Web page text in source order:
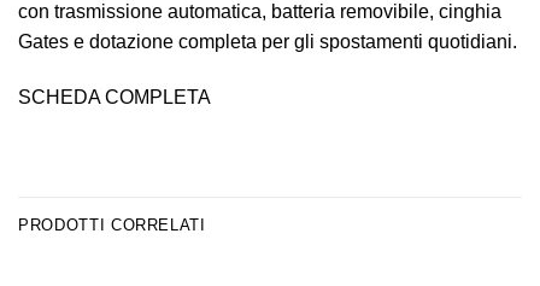
con trasmissione automatica, batteria removibile, cinghia
Gates e dotazione completa per gli spostamenti quotidiani.
SCHEDA COMPLETA
PRODOTTI CORRELATI